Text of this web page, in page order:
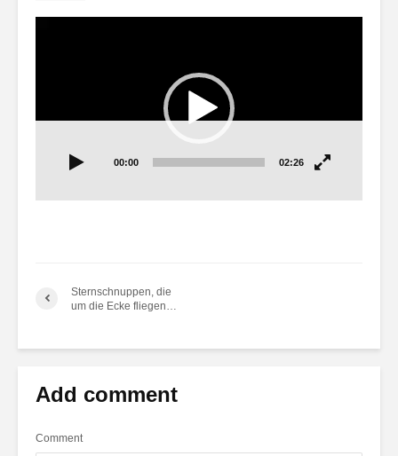
00:00 02:26
Sternschnuppen, die
um die Ecke fliegen…
Add comment
Comment